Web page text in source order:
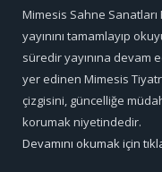
Mimesis Sahne Sanatları
yayınını tamamlayıp
süredir yayınına devam
yer edinen Mimesis
çizgisini, güncelliğe
korumak niyetindedir.
Devamını okumak için